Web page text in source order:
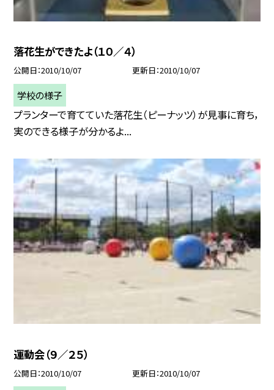
落花生ができたよ（１０／４）
公開日 2010/10/07 更新日 2010/10/07
学校の様子
プランターで育てていた落花生（ピーナッツ）が見事に育ち，
実のできる様子が分かるよ...
運動会（９／２５）
公開日 2010/10/07 更新日 2010/10/07